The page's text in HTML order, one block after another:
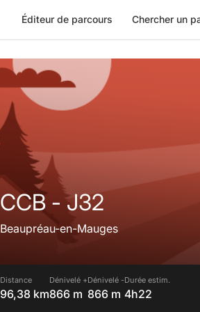
Éditeur de parcours Chercher un
CCB - J32
Beaupréau-en-Mauges
Distance
96,38 km
Dénivelé +
866 m
Dénivelé -
866 m
Durée estim.
4h22